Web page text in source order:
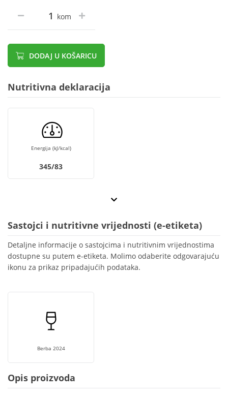
kom
DODAJ U KOŠARICU
Nutritivna deklaracija
Energija (kJ/kcal)
345/83
Sastojci i nutritivne vrijednosti (e-etiketa)
Detaljne informacije o sastojcima i nutritivnim vrijednostima
dostupne su putem e-etiketa. Molimo odaberite odgovarajuću
ikonu za prikaz pripadajućih podataka.
Berba 2024
Opis proizvoda